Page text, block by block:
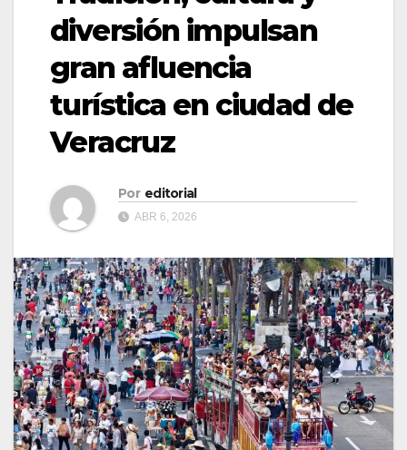
diversión impulsan
gran afluencia
turística en ciudad de
Veracruz
Por editorial
ABR 6, 2026